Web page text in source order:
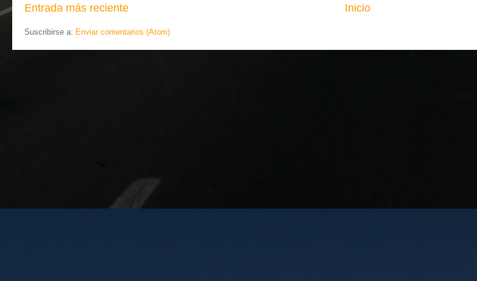
Entrada más reciente Inicio
Suscribirse a: Enviar comentarios (Atom)